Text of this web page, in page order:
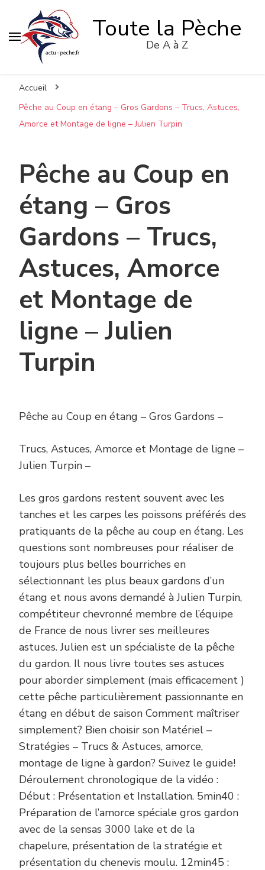
Toute la Pèche
De A à Z
Accueil
Pêche au Coup en étang – Gros Gardons – Trucs, Astuces,
Amorce et Montage de ligne – Julien Turpin
Pêche au Coup en
étang – Gros
Gardons – Trucs,
Astuces, Amorce
et Montage de
ligne – Julien
Turpin
Pêche au Coup en étang – Gros Gardons –
Trucs, Astuces, Amorce et Montage de ligne –
Julien Turpin –
Les gros gardons restent souvent avec les
tanches et les carpes les poissons préférés des
pratiquants de la pêche au coup en étang. Les
questions sont nombreuses pour réaliser de
toujours plus belles bourriches en
sélectionnant les plus beaux gardons d’un
étang et nous avons demandé à Julien Turpin,
compétiteur chevronné membre de l’équipe
de France de nous livrer ses meilleures
astuces. Julien est un spécialiste de la pêche
du gardon. Il nous livre toutes ses astuces
pour aborder simplement (mais efficacement )
cette pêche particulièrement passionnante en
étang en début de saison Comment maîtriser
simplement? Bien choisir son Matériel –
Stratégies – Trucs & Astuces, amorce,
montage de ligne à gardon? Suivez le guide!
Déroulement chronologique de la vidéo :
Début : Présentation et Installation. 5min40 :
Préparation de l’amorce spéciale gros gardon
avec de la sensas 3000 lake et de la
chapelure, présentation de la stratégie et
présentation du chenevis moulu. 12min45 :